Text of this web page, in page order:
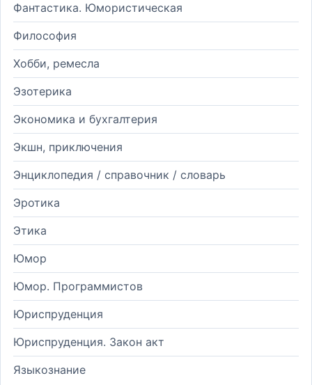
Фантастика. Юмористическая
Философия
Хобби, ремесла
Эзотерика
Экономика и бухгалтерия
Экшн, приключения
Энциклопедия / справочник / словарь
Эротика
Этика
Юмор
Юмор. Программистов
Юриспруденция
Юриспруденция. Закон акт
Языкознание